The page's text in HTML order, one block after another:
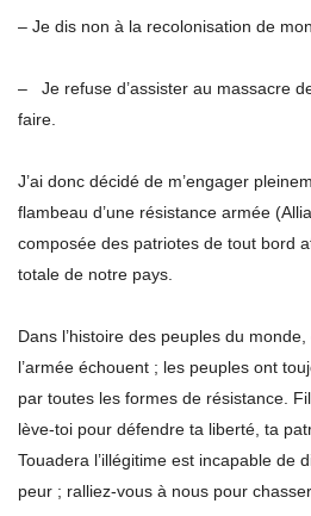
– Je dis non à la recolonisation de
– Je refuse d’assister au massacre
faire.
J’ai donc décidé de m’engager
flambeau d’une résistance armée
composée des patriotes de tout bord
totale de notre pays.
Dans l’histoire des peuples du
l’armée échouent ; les peuples ont
par toutes les formes de résistance.
lève-toi pour défendre ta liberté, ta
Touadera l’illégitime est incapable de
peur ; ralliez-vous à nous pour